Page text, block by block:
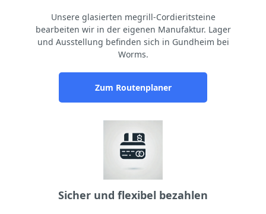
Unsere glasierten megrill-Cordieritsteine
bearbeiten wir in der eigenen Manufaktur. Lager
und Ausstellung befinden sich in Gundheim bei
Worms.
Zum Routenplaner
Sicher und flexibel bezahlen